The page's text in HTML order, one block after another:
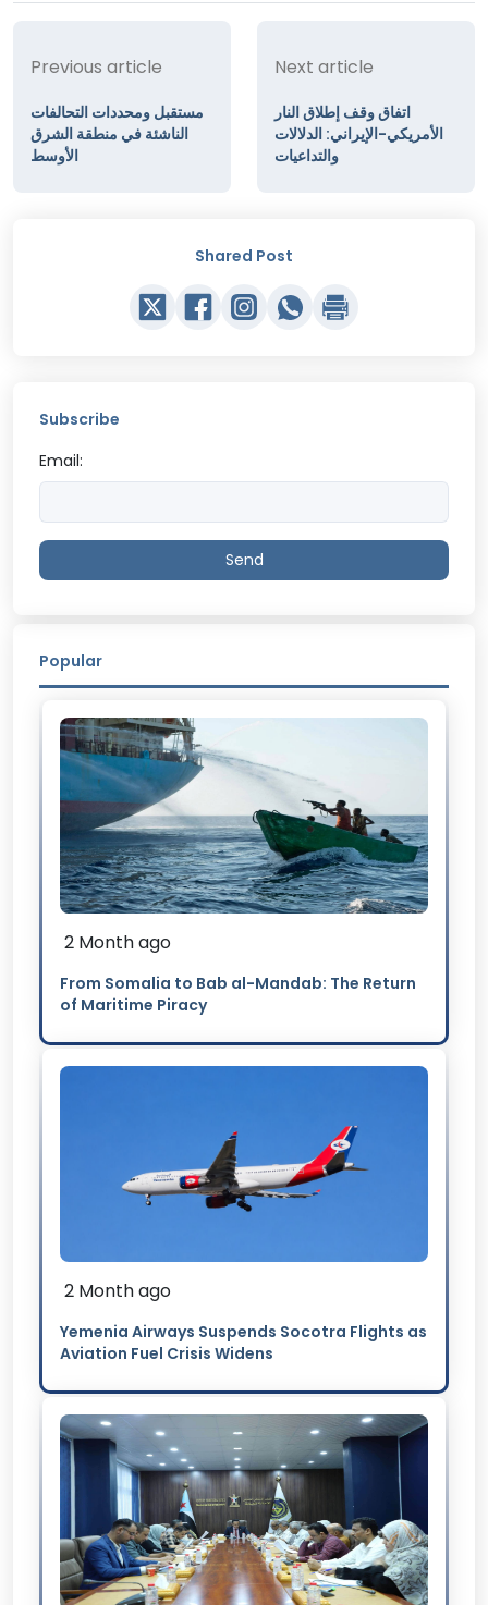
Previous article
مستقبل ومحددات التحالفات
الناشئة في منطقة الشرق
الأوسط
Next article
اتفاق وقف إطلاق النار
الأمريكي-الإيراني: الدلالات
والتداعيات
Shared Post
Subscribe
Email:
Send
Popular
2 Month ago
From Somalia to Bab al-Mandab: The Return
of Maritime Piracy
2 Month ago
Yemenia Airways Suspends Socotra Flights as
Aviation Fuel Crisis Widens